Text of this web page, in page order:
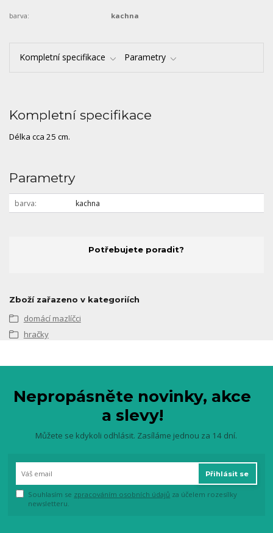
barva: kachna
Kompletní specifikace Parametry
Kompletní specifikace
Délka cca 25 cm.
Parametry
barva kachna
Potřebujete poradit?
Zboží zařazeno v kategoriích
domácí mazlíčci
hračky
Nepropásněte novinky, akce
a slevy!
Můžete se kdykoli odhlásit. Zasíláme jednou za 14 dní.
Přihlásit se
Souhlasím se zpracováním osobních údajů za účelem rozesílky
newsletteru.